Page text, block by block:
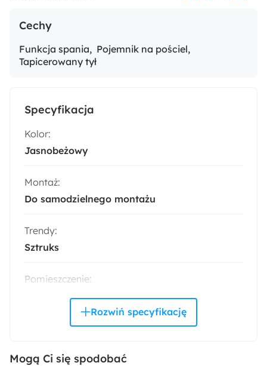
Cechy
Funkcja spania
Pojemnik na pościel
Tapicerowany tył
Specyfikacja
Kolor:
Jasnobeżowy
Montaż:
Do samodzielnego montażu
Trendy:
Sztruks
Pomieszczenie:
Akcja specjalna:
Mogą Ci się spodobać